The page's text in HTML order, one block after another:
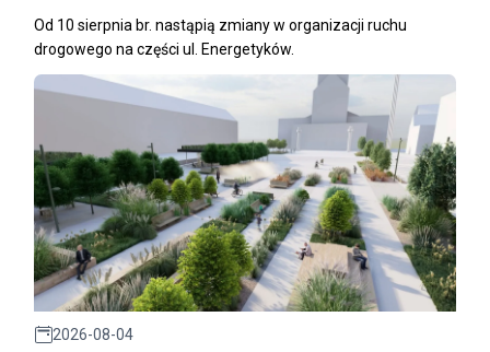
Od 10 sierpnia br. nastąpią zmiany w organizacji ruchu
drogowego na części ul. Energetyków.
2026-08-04